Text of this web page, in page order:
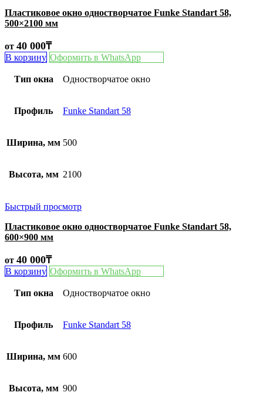
Пластиковое окно одностворчатое Funke Standart 58,
500×2100 мм
от 40 000₸
В корзину Оформить в WhatsApp
Тип окна Одностворчатое окно
Профиль Funke Standart 58
Ширина, мм 500
Высота, мм 2100
Быстрый просмотр
Пластиковое окно одностворчатое Funke Standart 58,
600×900 мм
от 40 000₸
В корзину Оформить в WhatsApp
Тип окна Одностворчатое окно
Профиль Funke Standart 58
Ширина, мм 600
Высота, мм 900